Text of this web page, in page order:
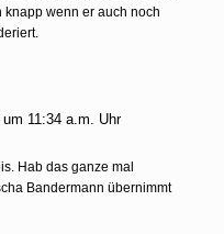
knapp wenn er auch noch
11:34 a.m. Uhr
Hab das ganze mal
Bandermann übernimmt